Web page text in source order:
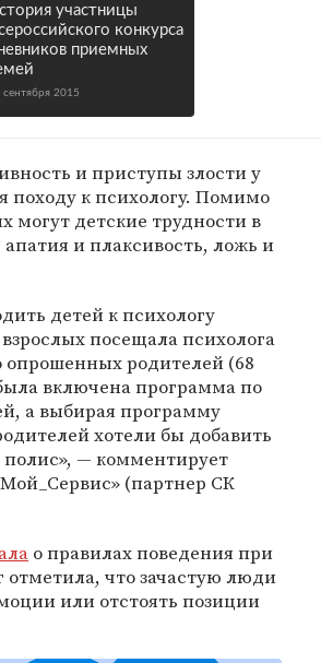
участницы
конкурса
приемных
сентября 2015
и приступы злости у
походу к психологу. Помимо
могут детские трудности в
и плаксивость, ложь и
детей к психологу
посещала психолога
опрошенных родителей (68
включена программа по
а выбирая программу
хотели бы добавить
полис», — комментирует
(партнер СК
о правилах поведения при
что зачастую люди
или отстоять позиции